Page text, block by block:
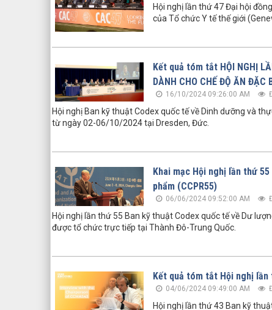
Hội nghị lần thứ 47 Đại hội
của Tổ chức Y tế thế giới
Kết quả tóm tắt HỘI NGHỊ
DÀNH CHO CHẾ ĐỘ ĂN ĐẶC
16/10/2024 09:26:00 AM
Hội nghị Ban kỹ thuật Codex quốc tế về Dinh dưỡng và
từ ngày 02-06/10/2024 tại Dresden, Đức.
Khai mạc Hội nghị lần thứ
phẩm (CCPR55)
06/06/2024 09:52:00 AM
Hội nghị lần thứ 55 Ban kỹ thuật Codex quốc tế về Dư
được tổ chức trực tiếp tại Thành Đô-Trung Quốc.
Kết quả tóm tắt Hội nghị lần
04/06/2024 09:49:00 AM
Hội nghị lần thứ 43 Ban kỹ